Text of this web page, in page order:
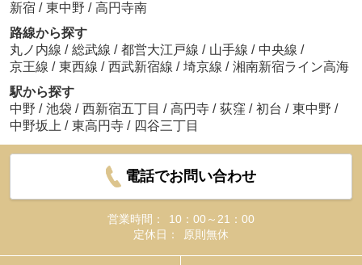
新宿 / 東中野 / 高円寺南
路線から探す
丸ノ内線 / 総武線 / 都営大江戸線 / 山手線 / 中央線 /
京王線 / 東西線 / 西武新宿線 / 埼京線 / 湘南新宿ライン高海
駅から探す
中野 / 池袋 / 西新宿五丁目 / 高円寺 / 荻窪 / 初台 / 東中野 /
中野坂上 / 東高円寺 / 四谷三丁目
電話でお問い合わせ
営業時間：
10：00～21：00
定休日：
原則無休